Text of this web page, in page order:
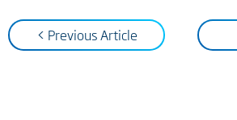
< Previous Article